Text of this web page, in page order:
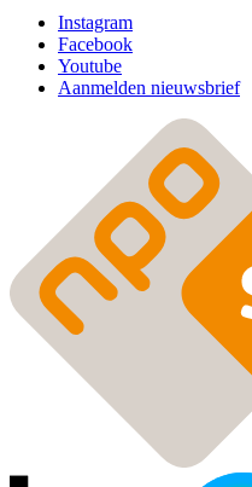
Instagram
Facebook
Youtube
Aanmelden nieuwsbrief